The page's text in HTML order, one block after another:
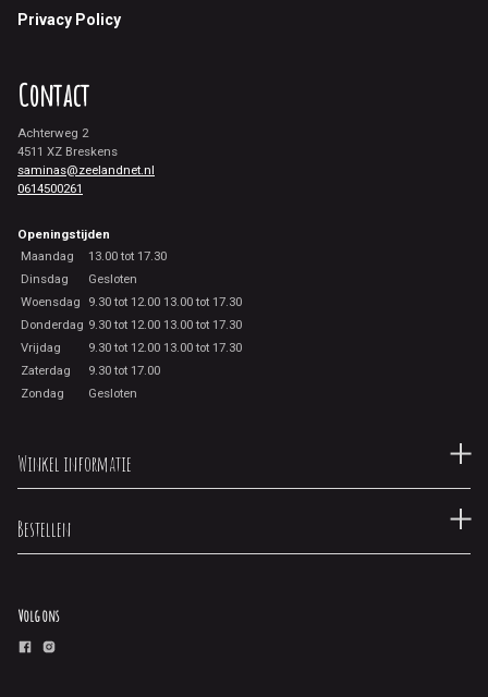
Privacy Policy
Contact
Achterweg 2
4511 XZ Breskens
saminas@zeelandnet.nl
0614500261
Openingstijden
Maandag
13.00 tot 17.30
Dinsdag
Gesloten
Woensdag
9.30 tot 12.00 13.00 tot 17.30
Donderdag 9.30 tot 12.00 13.00 tot 17.30
Vrijdag
9.30 tot 12.00 13.00 tot 17.30
Zaterdag
9.30 tot 17.00
Zondag
Gesloten
Winkel informatie
Bestellen
Volg ons